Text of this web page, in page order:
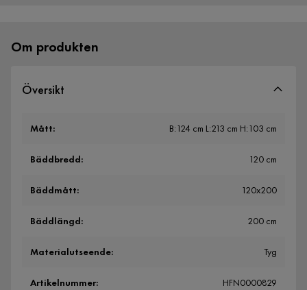
Om produkten
Översikt
Mått: B:124 cm L:213 cm H:103 cm
Bäddbredd: 120 cm
Bäddmått: 120x200
Bäddlängd: 200 cm
Materialutseende: Tyg
Artikelnummer: HFN0000829